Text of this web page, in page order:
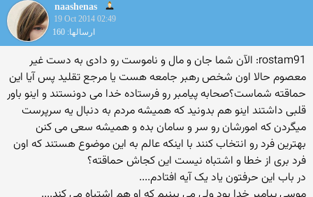
naashenas
19 Oct 2014 02:49
ارسالها: 160
rostam91: الآن شما جان و مال و ناموست رو دادی به دست غیر
معصوم حالا اون شخص رهبر جامعه هست یا مرجع تقلید پس آیا این
حماقته شماست؟صحابه پیامبر رو فرستاده خدا می دونستند و اینو باور
قلبی داشتند اینو هم بدونید که همیشه مردم به دنبال یه سرپرست
میگردن که امورشان رو سر و سامان بده و همیشه سعی می کنن
بهترین فرد رو انتخاب کنند با اینکه عالم به این موضوع هستند که اون
فرد بری از خطا و اشتباه نیست این کجاش حماقته؟
در باب این حرفتون یاد یک آیه افتادم....